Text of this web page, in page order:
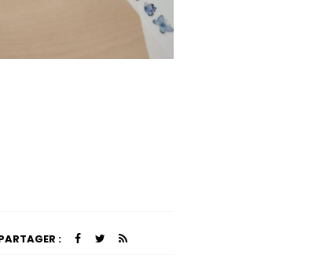
: